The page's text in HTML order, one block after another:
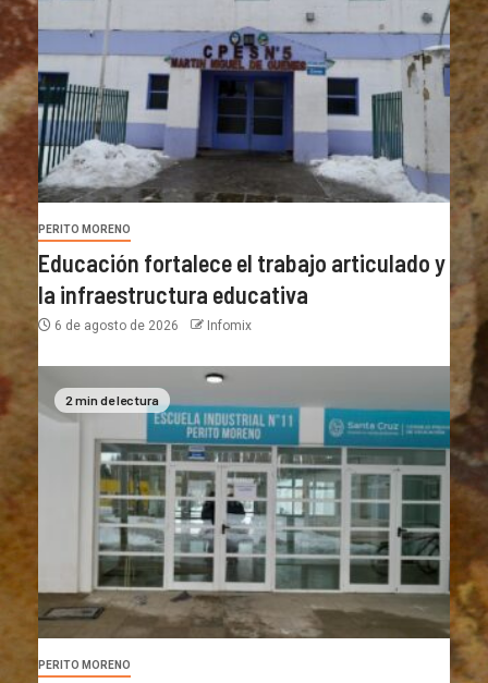
PERITO MORENO
Educación fortalece el trabajo articulado y
la infraestructura educativa
6 de agosto de 2026 Infomix
2 min de lectura
PERITO MORENO